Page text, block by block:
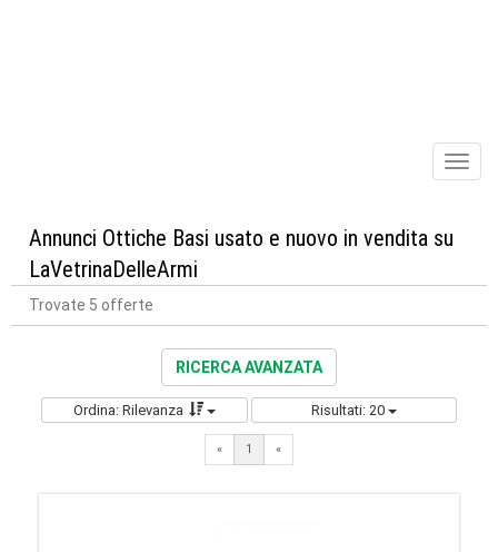
Annunci Ottiche Basi usato e nuovo in vendita su
LaVetrinaDelleArmi
Trovate 5 offerte
RICERCA AVANZATA
Ordina: Rilevanza Risultati: 20
« 1 «